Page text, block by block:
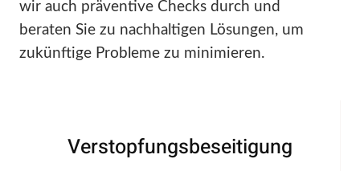
wir auch präventive Checks durch und
beraten Sie zu nachhaltigen Lösungen, um
zukünftige Probleme zu minimieren.
Verstopfungsbeseitigung